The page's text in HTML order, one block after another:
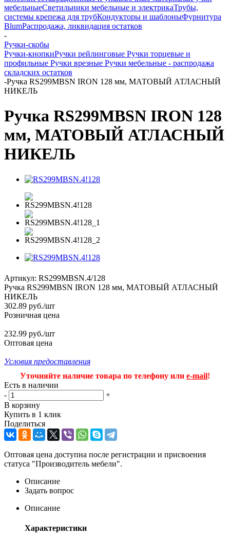
мебельныеСветильники мебельные и электрикаТрубы,
системы крепежа для трубКондукторы и шаблоныФурнитура
BlumРаспродажа, ликвидация остатков
-
Ручки-скобы
Ручки-кнопкиРучки рейлинговые Ручки торцевые и
профильные Ручки врезные Ручки мебельные - распродажа
складских остатков
-Ручка RS299MBSN IRON 128 мм, МАТОВЫЙ АТЛАСНЫЙ
НИКЕЛЬ
Ручка RS299MBSN IRON 128
мм, МАТОВЫЙ АТЛАСНЫЙ
НИКЕЛЬ
Артикул: RS299MBSN.4/128
Ручка RS299MBSN IRON 128 мм, МАТОВЫЙ АТЛАСНЫЙ
НИКЕЛЬ
302.89 руб./шт
Розничная цена
232.99 руб./шт
Оптовая цена
Условия предоставления
Уточняйте наличие товара по телефону или e-mail!
Есть в наличии
-
+
В корзину
Купить в 1 клик
Поделиться
Оптовая цена доступна после регистрации и присвоения
статуса "Производитель мебели".
Описание
Задать вопрос
Описание
Характеристики